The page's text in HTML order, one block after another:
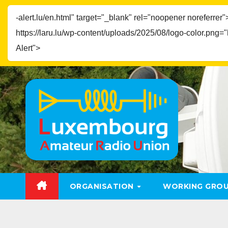
-alert.lu/en.html" target="_blank" rel="noopener
https://laru.lu/wp-content/uploads/2025/08/logo-
Alert">
Skip
to
content
ORGANISATION WORKING